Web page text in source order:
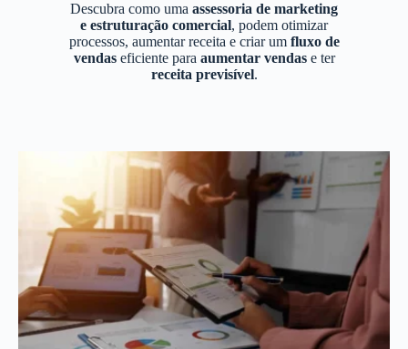
Descubra como uma assessoria de marketing
e estruturação comercial, podem otimizar
processos, aumentar receita e criar um fluxo de
vendaseficiente para aumentar vendase ter
receita previsível.